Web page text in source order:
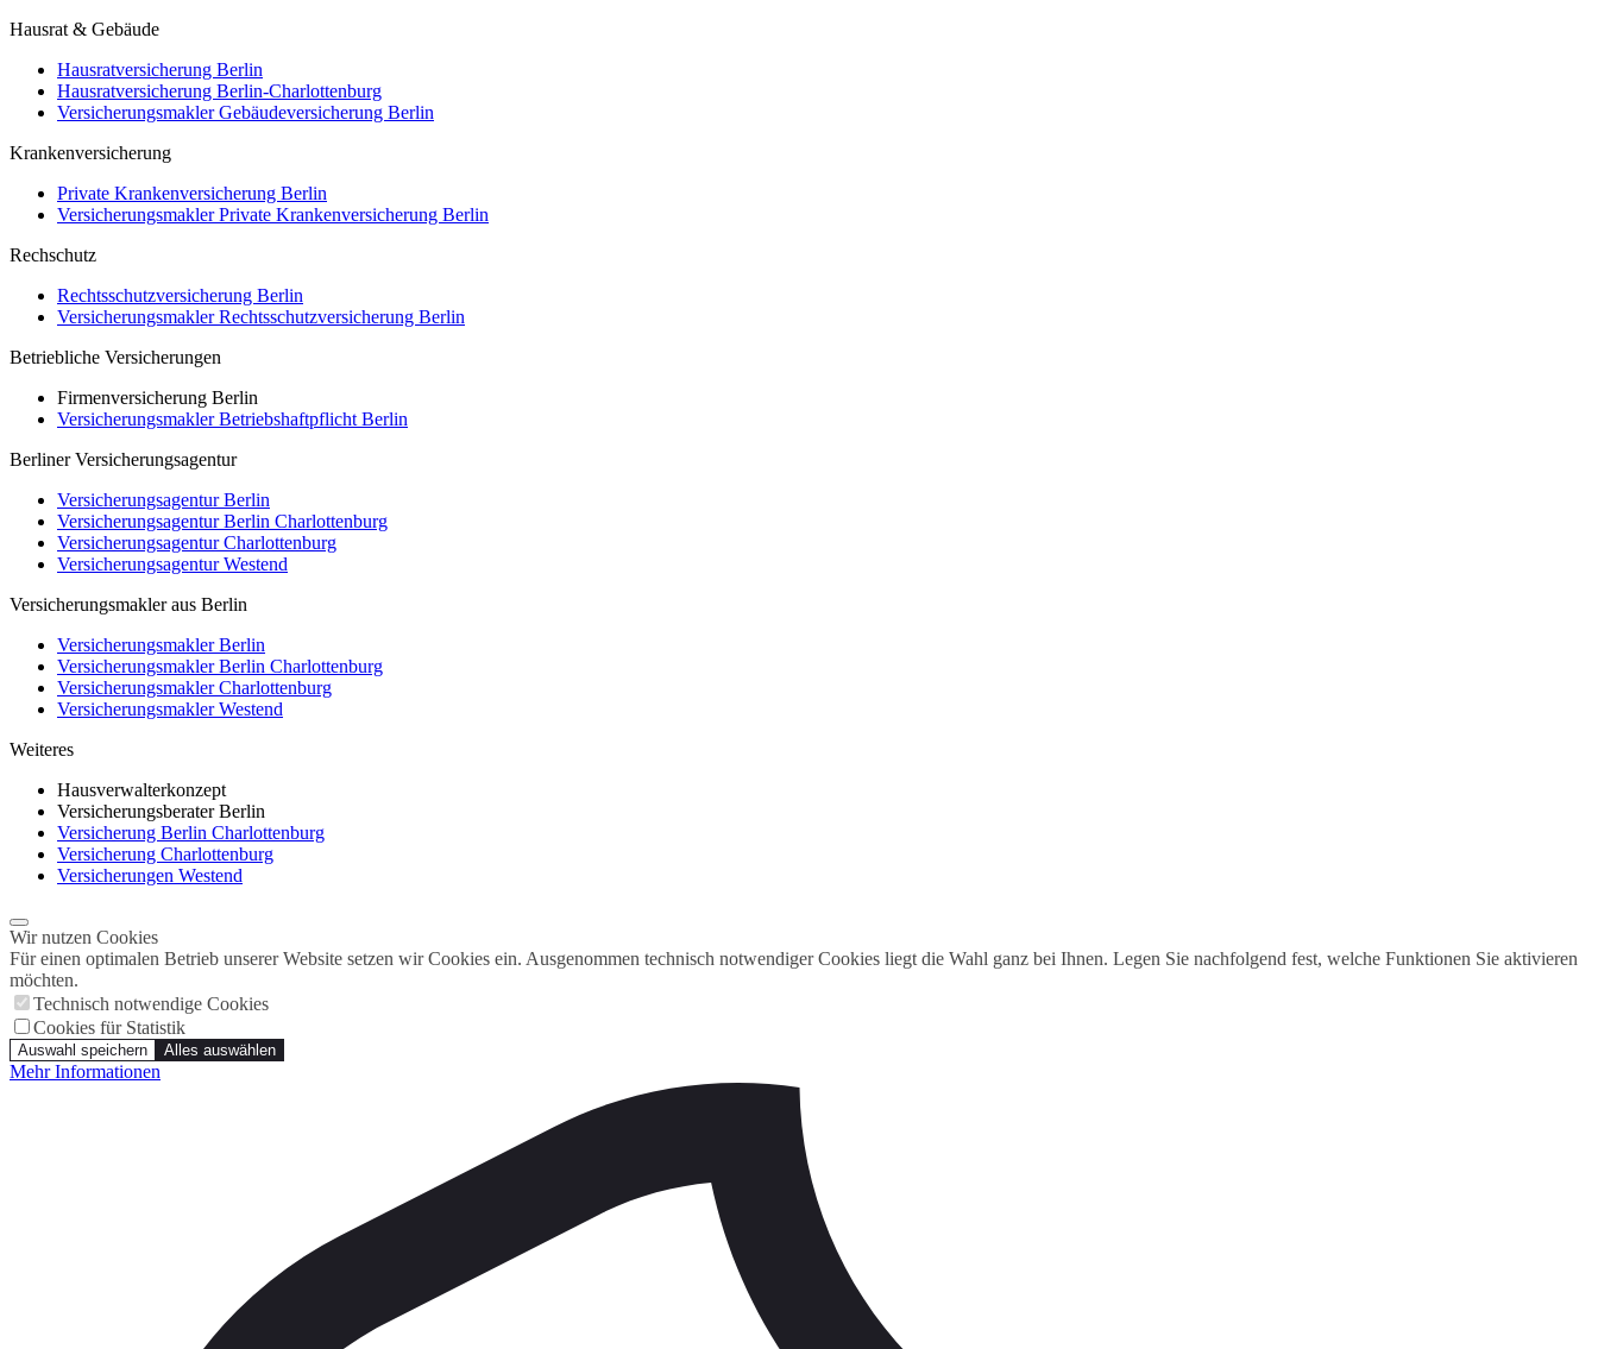
Hausrat & Gebäude
Hausratversicherung Berlin
Hausratversicherung Berlin-Charlottenburg
Versicherungsmakler Gebäudeversicherung Berlin
Krankenversicherung
Private Krankenversicherung Berlin
Versicherungsmakler Private Krankenversicherung Berlin
Rechschutz
Rechtsschutzversicherung Berlin
Versicherungsmakler Rechtsschutzversicherung Berlin
Betriebliche Versicherungen
Firmenversicherung Berlin
Versicherungsmakler Betriebshaftpflicht Berlin
Berliner Versicherungsagentur
Versicherungsagentur Berlin
Versicherungsagentur Berlin Charlottenburg
Versicherungsagentur Charlottenburg
Versicherungsagentur Westend
Versicherungsmakler aus Berlin
Versicherungsmakler Berlin
Versicherungsmakler Berlin Charlottenburg
Versicherungsmakler Charlottenburg
Versicherungsmakler Westend
Weiteres
Hausverwalterkonzept
Versicherungsberater Berlin
Versicherung Berlin Charlottenburg
Versicherung Charlottenburg
Versicherungen Westend
Wir nutzen Cookies
Für einen optimalen Betrieb unserer Website setzen wir Cookies ein. Ausgenommen technisch notwendiger Cookies liegt die Wahl ganz bei Ihnen. Legen Sie nachfolgend fest, welche Funktionen Sie aktivieren
möchten.
Technisch notwendige Cookies
Cookies für Statistik
Auswahl speichern Alles auswählen
Mehr Informationen